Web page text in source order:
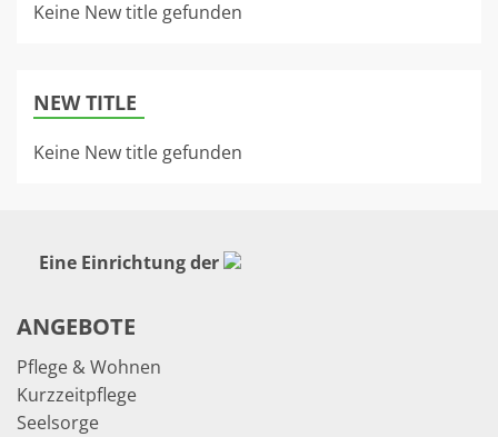
Keine New title gefunden
NEW TITLE
Keine New title gefunden
Eine Einrichtung der
ANGEBOTE
Pflege & Wohnen
Kurzzeitpflege
Seelsorge